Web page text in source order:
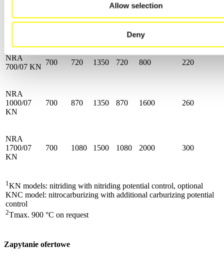
Allow selection
Deny
NRA
NRA
700/07 KN
700 720 1350 720 800 220
NRA
1000/07
KN
700 870 1350 870 1600 260
NRA
1700/07
KN
700 1080 1500 1080 2000 300
1 KN models: nitriding with nitriding potential control, optional
KNC model: nitrocarburizing with additional carburizing potential
control
2Tmax. 900 °C on request
Zapytanie ofertowe